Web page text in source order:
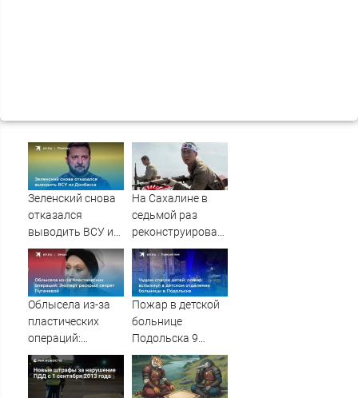
Зеленский снова
отказался
выводить ВСУ из
Донбасса
На Сахалине в
седьмой раз
реконструировали
штурм
полицейского
поста Хандаса
Облысела из-за
пластических
операций:
Эксперт раскрыл
секрет Пугачевой
Пожар в детской
больнице
Подольска 9
августа 2026
года: что
произошло,